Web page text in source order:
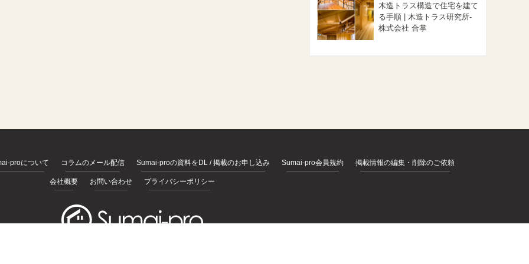
木造トラス構造で住宅を建て
る手順 | 木造トラス研究所-
株式会社 合掌
proについて コラムのメール配信 Sumai-proの資料をDL / 掲載のお申し込み Sumai-pro会員規約 掲載情報の編集・削除のご依頼
会社概要 お問い合わせ プライバシーポリシー